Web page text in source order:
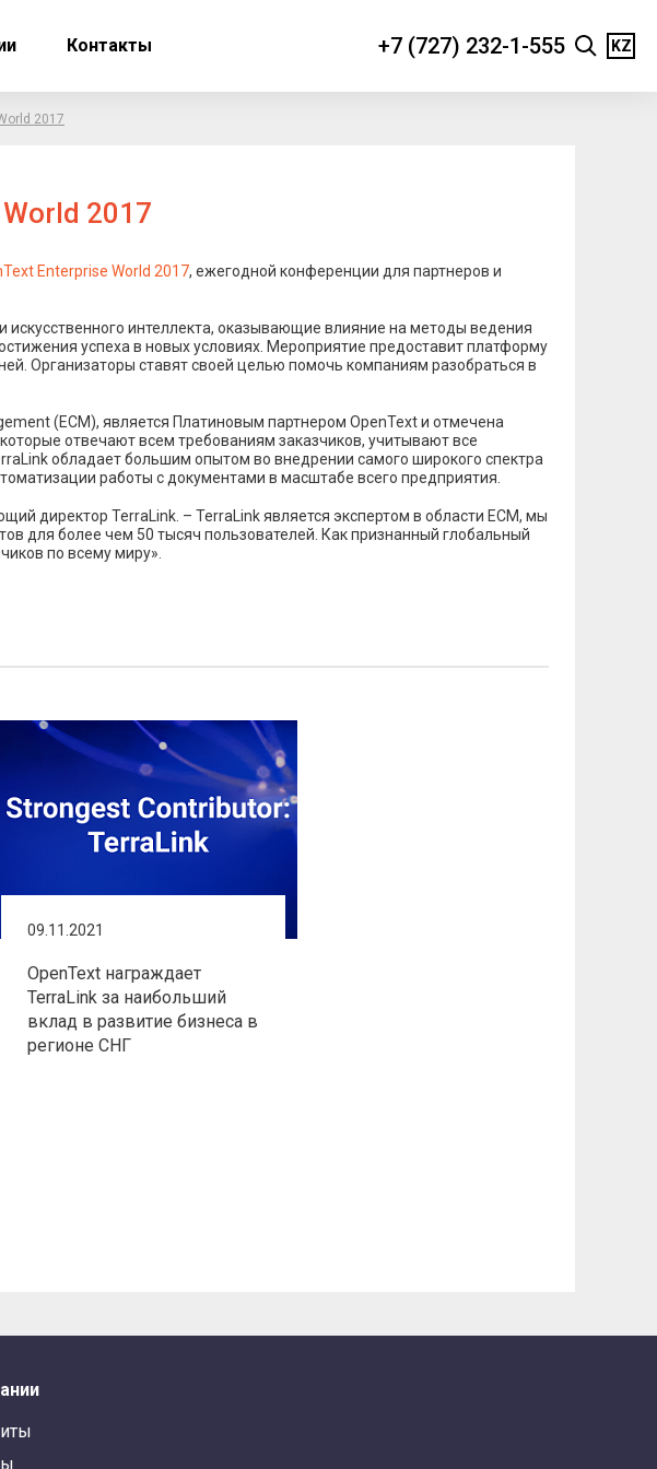
Контакты +7 (727) 232-1-555 KZ
2017
2017
Enterprise World 2017, ежегодной конференции для партнеров и
искусственного интеллекта, оказывающие влияние на методы ведения
успеха в новых условиях. Мероприятие предоставит платформу
Организаторы ставят своей целью помочь компаниям разобраться в
(ECM), является Платиновым партнером OpenText и отмечена
отвечают всем требованиям заказчиков, учитывают все
обладает большим опытом во внедрении самого широкого спектра
работы с документами в масштабе всего предприятия.
директор TerraLink. – TerraLink является экспертом в области ECM, мы
для более чем 50 тысяч пользователей. Как признанный глобальный
по всему миру».
09.11.2021
OpenText награждает
TerraLink за наибольший
вклад в развитие бизнеса в
регионе СНГ